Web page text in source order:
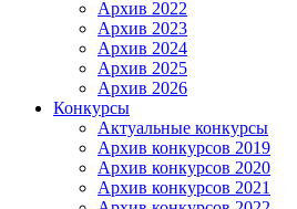
Архив 2022
Архив 2023
Архив 2024
Архив 2025
Архив 2026
Конкурсы
Актуальные конкурсы
Архив конкурсов 2019
Архив конкурсов 2020
Архив конкурсов 2021